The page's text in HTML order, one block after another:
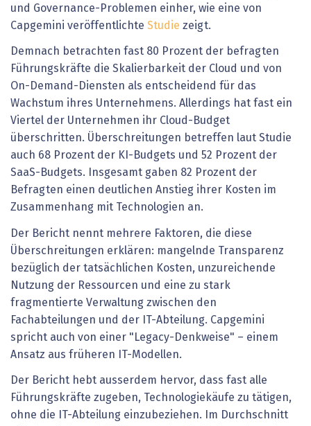
und Governance-Problemen einher, wie eine von
Capgemini veröffentlichte Studie zeigt.
Demnach betrachten fast 80 Prozent der befragten
Führungskräfte die Skalierbarkeit der Cloud und von
On-Demand-Diensten als entscheidend für das
Wachstum ihres Unternehmens. Allerdings hat fast ein
Viertel der Unternehmen ihr Cloud-Budget
überschritten. Überschreitungen betreffen laut Studie
auch 68 Prozent der KI-Budgets und 52 Prozent der
SaaS-Budgets. Insgesamt gaben 82 Prozent der
Befragten einen deutlichen Anstieg ihrer Kosten im
Zusammenhang mit Technologien an.
Der Bericht nennt mehrere Faktoren, die diese
Überschreitungen erklären: mangelnde Transparenz
bezüglich der tatsächlichen Kosten, unzureichende
Nutzung der Ressourcen und eine zu stark
fragmentierte Verwaltung zwischen den
Fachabteilungen und der IT-Abteilung. Capgemini
spricht auch von einer "Legacy-Denkweise" – einem
Ansatz aus früheren IT-Modellen.
Der Bericht hebt ausserdem hervor, dass fast alle
Führungskräfte zugeben, Technologiekäufe zu tätigen,
ohne die IT-Abteilung einzubeziehen. Im Durchschnitt